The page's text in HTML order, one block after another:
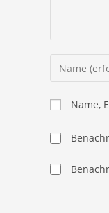
Gib
deinen
Namen
oder
Name,